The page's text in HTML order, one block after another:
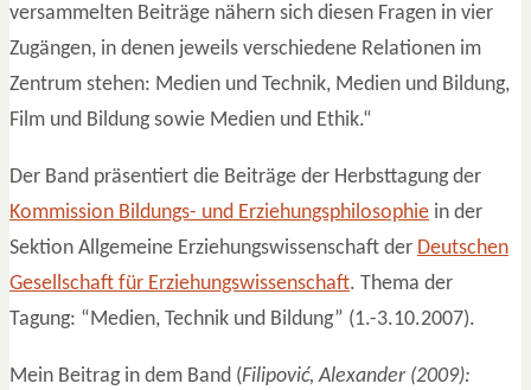
versammelten Beiträge nähern sich diesen Fragen in vier
Zugängen, in denen jeweils verschiedene Relationen im
Zentrum stehen: Medien und Technik, Medien und Bildung,
Film und Bildung sowie Medien und Ethik.“
Der Band präsentiert die Beiträge der Herbsttagung der
Kommission Bildungs- und Erziehungsphilosophie in der
Sektion Allgemeine Erziehungswissenschaft der Deutschen
Gesellschaft für Erziehungswissenschaft. Thema der
Tagung: “Medien, Technik und Bildung” (1.-3.10.2007).
Mein Beitrag in dem Band (Filipović, Alexander (2009):